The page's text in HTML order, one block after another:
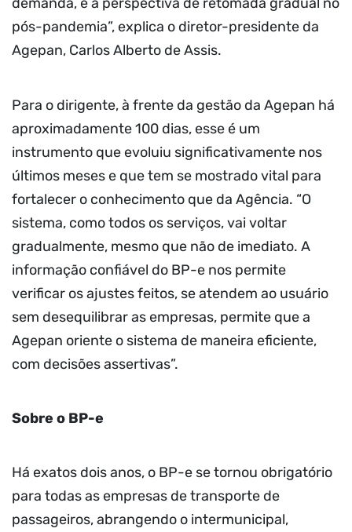
demanda, e a perspectiva de retomada gradual no
pós-pandemia”, explica o diretor-presidente da
Agepan, Carlos Alberto de Assis.
Para o dirigente, à frente da gestão da Agepan há
aproximadamente 100 dias, esse é um
instrumento que evoluiu significativamente nos
últimos meses e que tem se mostrado vital para
fortalecer o conhecimento que da Agência. “O
sistema, como todos os serviços, vai voltar
gradualmente, mesmo que não de imediato. A
informação confiável do BP-e nos permite
verificar os ajustes feitos, se atendem ao usuário
sem desequilibrar as empresas, permite que a
Agepan oriente o sistema de maneira eficiente,
com decisões assertivas”.
Sobre o BP-e
Há exatos dois anos, o BP-e se tornou obrigatório
para todas as empresas de transporte de
passageiros, abrangendo o intermunicipal,